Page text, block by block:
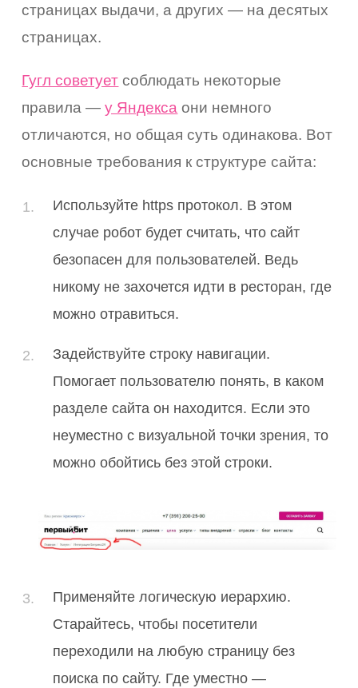
страницах выдачи, а других — на десятых
страницах.
Гугл советует соблюдать некоторые
правила —у Яндекса они немного
отличаются, но общая суть одинакова. Вот
основные требования к структуре сайта:
Используйте https протокол. В этом
случае робот будет считать, что сайт
безопасен для пользователей. Ведь
никому не захочется идти в ресторан, где
можно отравиться.
Задействуйте строку навигации.
Помогает пользователю понять, в каком
разделе сайта он находится. Если это
неуместно с визуальной точки зрения, то
можно обойтись без этой строки.
Применяйте логическую иерархию.
Старайтесь, чтобы посетители
переходили на любую страницу без
поиска по сайту. Где уместно —